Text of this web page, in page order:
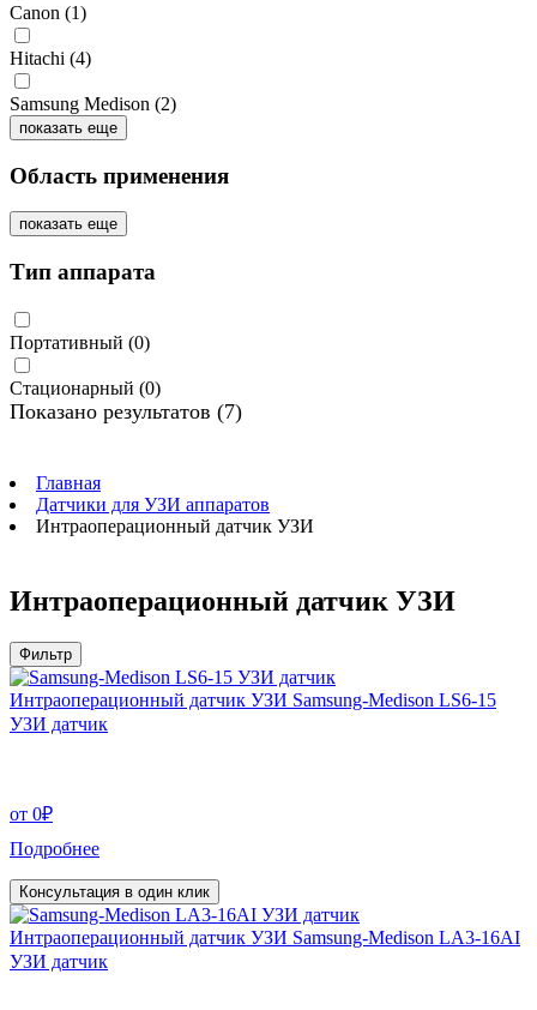
Canon (1)
Hitachi (4)
Samsung Medison (2)
показать еще
Область применения
показать еще
Тип аппарата
Портативный (0)
Стационарный (0)
Показано результатов (7)
Главная
Датчики для УЗИ аппаратов
Интраоперационный датчик УЗИ
Интраоперационный датчик УЗИ
Фильтр
Интраоперационный датчик УЗИ Samsung-Medison LS6-15
УЗИ датчик
от 0₽
Подробнее
Консультация в один клик
Интраоперационный датчик УЗИ Samsung-Medison LA3-16AI
УЗИ датчик